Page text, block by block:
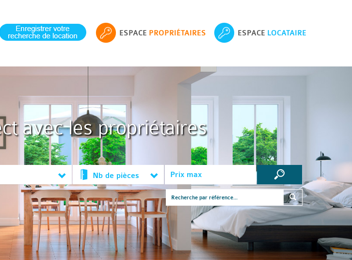
ESPACE PROPRIÉTAIRES ESPACE LOCATAIRE
avec les propriétaires
Nb de pièces